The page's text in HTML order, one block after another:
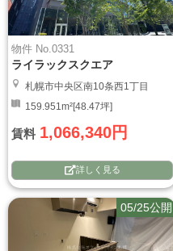
物件 No.0331
ライラックスクエア
札幌市中央区南10条西1丁目
159.951m²[48.47坪]
賃料 1,066,340円
詳しく見る
05/25公開